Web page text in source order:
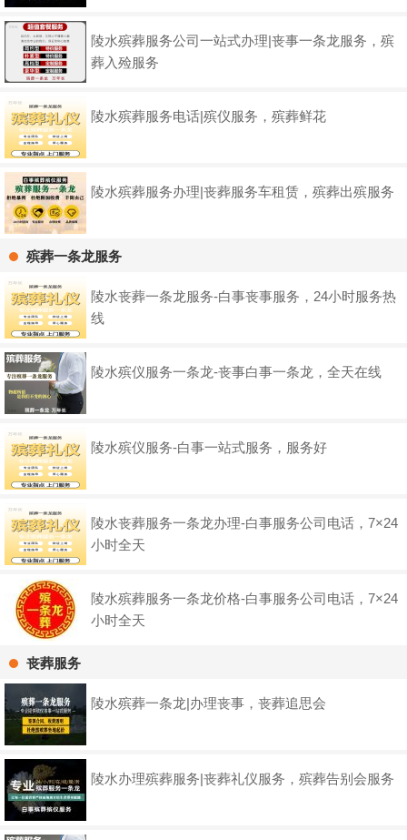
陵水殡葬服务公司一站式办理|丧事一条龙服务，殡
葬入殓服务
陵水殡葬服务电话|殡仪服务，殡葬鲜花
陵水殡葬服务办理|丧葬服务车租赁，殡葬出殡服务
殡葬一条龙服务
陵水丧葬一条龙服务-白事丧事服务，24小时服务热
线
陵水殡仪服务一条龙-丧事白事一条龙，全天在线
陵水殡仪服务-白事一站式服务，服务好
陵水丧葬服务一条龙办理-白事服务公司电话，7×24
小时全天
陵水殡葬服务一条龙价格-白事服务公司电话，7×24
小时全天
丧葬服务
陵水殡葬一条龙|办理丧事，丧葬追思会
陵水办理殡葬服务|丧葬礼仪服务，殡葬告别会服务